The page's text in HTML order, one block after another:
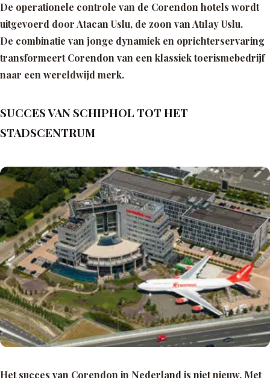
De operationele controle van de Corendon hotels wordt
uitgevoerd door Atacan Uslu, de zoon van Atılay Uslu.
De combinatie van jonge dynamiek en oprichterservaring
transformeert Corendon van een klassiek toerismebedrijf
naar een wereldwijd merk.
SUCCES VAN SCHIPHOL TOT HET
STADSCENTRUM
Het succes van Corendon in Nederland is niet nieuw. Met